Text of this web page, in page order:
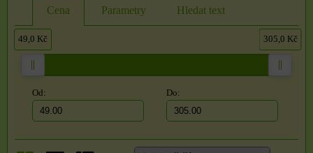
Cena Parametry Hledat text
Od: Do:
49,0 Kč 305,0 Kč